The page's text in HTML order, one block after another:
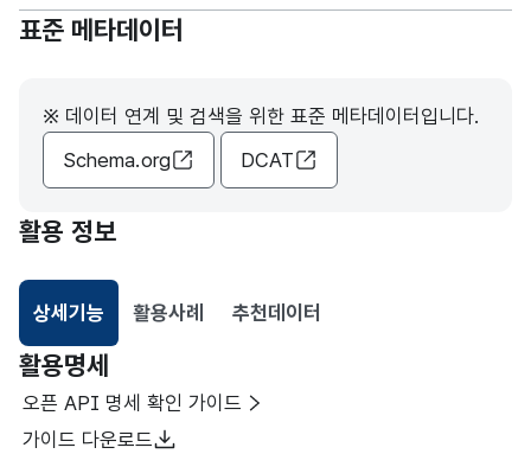
표준 메타데이터
※ 데이터 연계 및 검색을 위한 표준 메타데이터입니다.
Schema.org
DCAT
활용 정보
상세기능
선택됨
활용사례 추천데이터
활용명세
오픈 API 명세 확인 가이드
가이드 다운로드